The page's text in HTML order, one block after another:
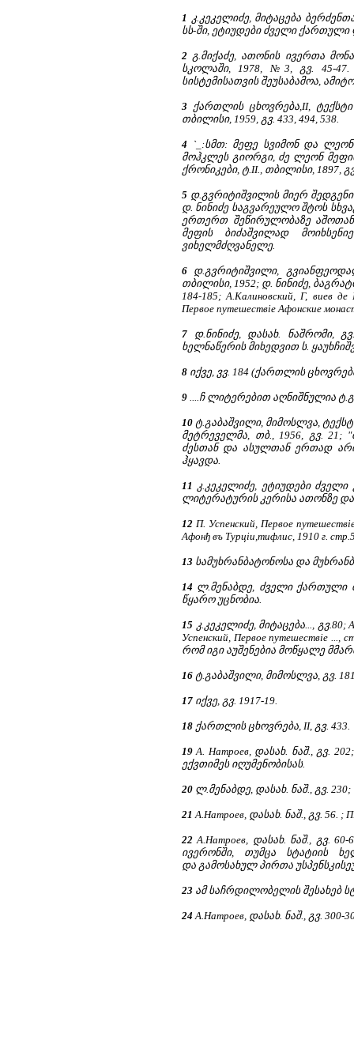
1
კ.კეკელიძე, მიტაცება
სს-ში, ეტიუდები ძველი
2 გ.მიქაძე, ათონის ივერთა
სკოლაში, 1978, №3, გვ. 45-47.
სისტემისათვის შეუსაბამოა,
3 ქართლის ცხოვრება,II,
თბილისი, 1959, გვ. 433, 494, 538.
4 `_:სმთ: მეფე სვიმონ და
მოჰკლეს გიორგი, ძე ლეონ
ქრონიკები, ტ. II., თბილისი, 1897,
5 დ.გვრიტიშვილის მიერ
დ. ნინიძე საგვარეულო შტოს
ერთერთ შეწირულობაზე
მეფის ბიძაშვილად
ვიხელმძღვანელე.
6 დ.გვრიტიშვილი,
თბილისი, 1952; დ. ნინიძე,
184-185; А.Калиновский, Г, виев
Первое путешествіе Афонские
7 დ.ნინიძე, დასახ. ნაშრომი,
ხელნაწერის მიხედვით ს.
8 იქვე, ვვ. 184 (ქართლის
9 ....ჩ ლიტერებით აღნიშნულია
10 ტ.გაბაშვილი, მიმოსლვა,
მეტრეველმა, თბ., 1956, გვ. 21;
ძესთან და ასულთან ერთად
ჰყავდა.
11
კ.კეკელიძე, ეტიუდები
ლიტერატურის კერისა ათონზე და
12 П. Успенский, Первое
Афонђ въ Турціи,тифлис, 1910 г.
13 სამუხრანბატონოსა და
14 ლ.მენაბდე, ძველი ქართული
წყარო უცნობია.
15 კ.კეკელიძე, მიტაცება..., გვ.80;
Успенский, Первое путешествіе
რომ იგი აუშენებია მოწყალე
16 ტ.გაბაშვილი, მიმოსლვა, გვ.
17 იქვე, გვ. 1917-19.
18 ქართლის ცხოვრება, II, გვ. 433.
19 А. Натроев, დასახ. ნაშ., გვ.
ექვთიმეს იღუმენობისას.
20 ლ.მენაბდე, დასახ. ნაშ., გვ.
21 А.Натроев, დასახ. ნაშ., გვ. 56. ;
22 А.Натроев, დასახ. ნაშ., გვ. 60-
ივერონში, თუმცა სტატიის
და გამოსახულ პირთა
23 ამ საჩრდილობელის შესახებ
24 А.Натроев, დასახ. ნაშ., გვ. 300-